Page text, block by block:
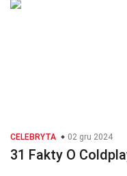
CELEBRYTA 02 gru 2024
31 Fakty O